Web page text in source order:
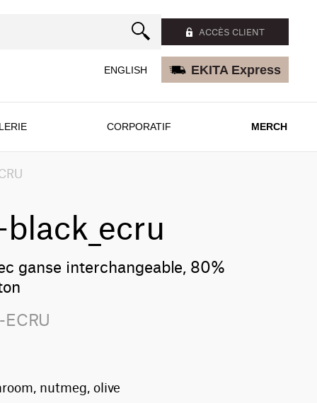
ENGLISH
ACCÈS CLIENT
EKITA Express
CORPORATIF MERCH
ganse interchangeable, 80%
nutmeg, olive